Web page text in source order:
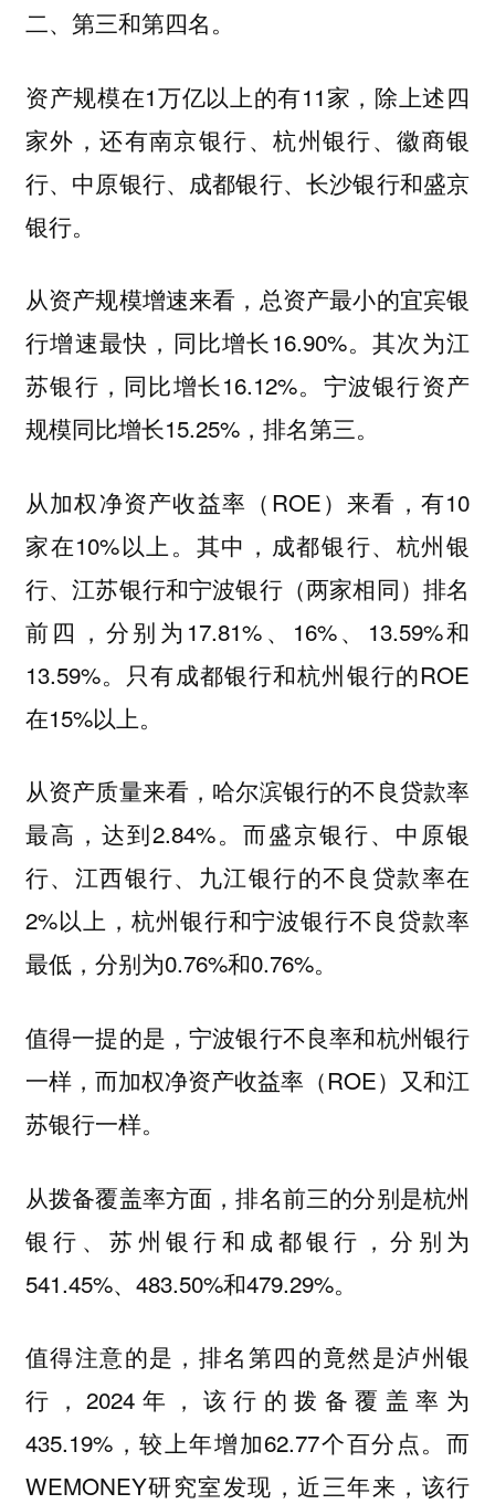
二、第三和第四名。
资产规模在1万亿以上的有11家，除上述四
家外，还有南京银行、杭州银行、徽商银
行、中原银行、成都银行、长沙银行和盛京
银行。
从资产规模增速来看，总资产最小的宜宾银
行增速最快，同比增长16.90%。其次为江
苏银行，同比增长16.12%。宁波银行资产
规模同比增长15.25%，排名第三。
从加权净资产收益率（ROE）来看，有10
家在10%以上。其中，成都银行、杭州银
行、江苏银行和宁波银行（两家相同）排名
前四，分别为17.81%、16%、13.59%和
13.59%。只有成都银行和杭州银行的ROE
在15%以上。
从资产质量来看，哈尔滨银行的不良贷款率
最高，达到2.84%。而盛京银行、中原银
行、江西银行、九江银行的不良贷款率在
2%以上，杭州银行和宁波银行不良贷款率
最低，分别为0.76%和0.76%。
值得一提的是，宁波银行不良率和杭州银行
一样，而加权净资产收益率（ROE）又和江
苏银行一样。
从拨备覆盖率方面，排名前三的分别是杭州
银行、苏州银行和成都银行，分别为
541.45%、483.50%和479.29%。
值得注意的是，排名第四的竟然是泸州银
行，2024年，该行的拨备覆盖率为
435.19%，较上年增加62.77个百分点。而
WEMONEY研究室发现，近三年来，该行